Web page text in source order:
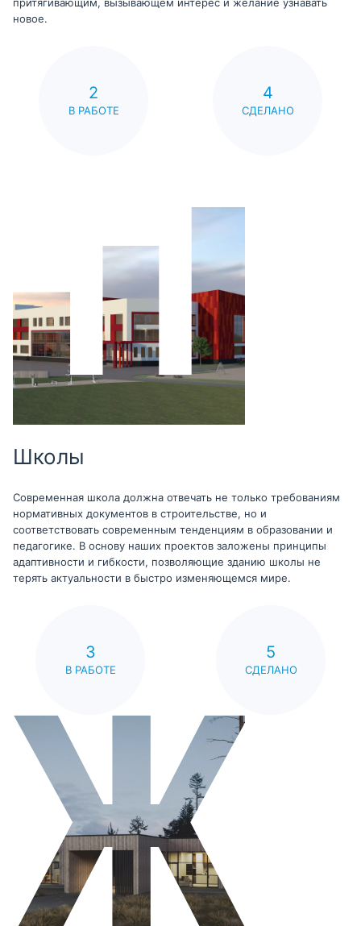
притягивающим, вызывающем интерес и желание узнавать
новое.
2
В РАБОТЕ
4
СДЕЛАНО
Школы
Современная школа должна отвечать не только требованиям
нормативных документов в строительстве, но и
соответствовать современным тенденциям в образовании и
педагогике. В основу наших проектов заложены принципы
адаптивности и гибкости, позволяющие зданию школы не
терять актуальности в быстро изменяющемся мире.
3
В РАБОТЕ
5
СДЕЛАНО